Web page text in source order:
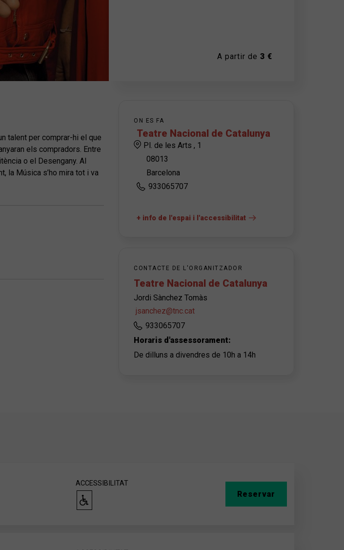
A partir de 3 €
talent per comprar-hi el que
els compradors. Entre
o el Desengany. Al
la Música s’ho mira tot i va
ON ES FA
Teatre Nacional de Catalunya
Pl. de les Arts , 1
08013
Barcelona
933065707
+ info de l'espai i l'accessibilitat
CONTACTE DE L'ORGANITZADOR
Teatre Nacional de Catalunya
Jordi Sànchez Tomàs
jsanchez@tnc.cat
933065707
Horaris d'assessorament:
De dilluns a divendres de 10h a 14h
ACCESSIBILITAT
Reservar